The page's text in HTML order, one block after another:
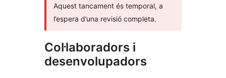
Aquest tancament és temporal, a
l’espera d’una revisió completa.
Col·laboradors i
desenvolupadors